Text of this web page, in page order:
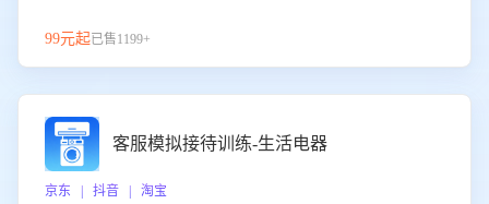
服能力。
99元起已售1199+
客服模拟接待训练-生活电器
京东 | 抖音 | 淘宝